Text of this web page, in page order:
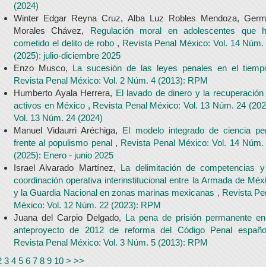
(2024)
Winter Edgar Reyna Cruz, Alba Luz Robles Mendoza,
Morales Chávez, Regulación moral en adolescentes que
cometido el delito de robo , Revista Penal México: Vol. 14 Núm.
(2025): julio-diciembre 2025
Enzo Musco, La sucesión de las leyes penales en el
Revista Penal México: Vol. 2 Núm. 4 (2013): RPM
Humberto Ayala Herrera, El lavado de dinero y la recuperación
activos en México , Revista Penal México: Vol. 13 Núm. 24
Vol. 13 Núm. 24 (2024)
Manuel Vidaurri Aréchiga, El modelo integrado de ciencia
frente al populismo penal , Revista Penal México: Vol. 14 Núm.
(2025): Enero - junio 2025
Israel Alvarado Martínez, La delimitación de competencias
coordinación operativa interinstitucional entre la Armada de
y la Guardia Nacional en zonas marinas mexicanas , Revista
México: Vol. 12 Núm. 22 (2023): RPM
Juana del Carpio Delgado, La pena de prisión permanente
anteproyecto de 2012 de reforma del Código Penal
Revista Penal México: Vol. 3 Núm. 5 (2013): RPM
3 4 5 6 7 8 9 10 > >>